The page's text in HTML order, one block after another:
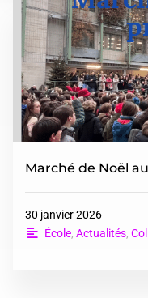
Marché de Noël
30 janvier 2026
École, Actualités,